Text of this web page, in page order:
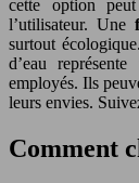
cette option
l’utilisateur. Une
surtout
d’eau
employés. Ils
leurs envies.
Comment